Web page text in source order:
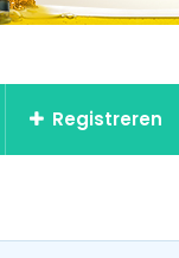
Registreren